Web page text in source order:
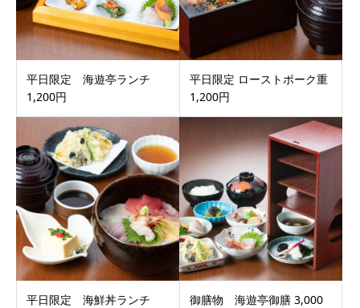
平日限定 海遊亭ランチ
1,200円
平日限定 ローストポーク重
1,200円
平日限定 海鮮丼ランチ
御膳物 海遊亭御膳 3,000